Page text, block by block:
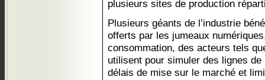
plusieurs sites de production
Plusieurs géants de l’industrie
offerts par les jumeaux
consommation, des acteurs tels
utilisent pour simuler des lignes
délais de mise sur le marché et